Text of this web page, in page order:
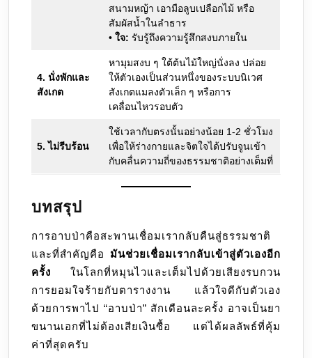
สนามหญ้า เอามือลูบเปลือกไม้ หรือ
สัมผัสน้ำในลำธาร
• ใจ: รับรู้ถึงความรู้สึกสงบภายใน
4. นั่งพักและ
สังเกต
หามุมสงบ ๆ ใต้ต้นไม้ใหญ่นั่งลง ปล่อย
ให้ตัวเองเป็นส่วนหนึ่งของระบบนิเวศ
สังเกตแมลงตัวเล็ก ๆ หรือการ
เคลื่อนไหวรอบตัว
5. ไม่รีบร้อน
ใช้เวลากับตรงนั้นอย่างน้อย 1-2 ชั่วโมง
เพื่อให้ร่างกายและจิตใจได้ปรับจูนเข้า
กับคลื่นความถี่ของธรรมชาติอย่างเต็มที่
บทสรุป
การอาบป่าคือสะพานเชื่อมเรากลับคืนสู่ธรรมชาติ
และที่สำคัญคือ มันช่วยเชื่อมเรากลับเข้าสู่ตัวเองอีก
ครั้ง ในโลกที่หมุนไวและเต็มไปด้วยเสียงรบกวน
การยอมใจร้ายกับตารางงาน แล้วใจดีกับตัวเอง
ด้วยการพาไป “อาบป่า” สักเดือนละครั้ง อาจเป็นยา
ขนานเอกที่ไม่ต้องเสียเงินซื้อ แต่ได้ผลลัพธ์ที่คุ้ม
ค่าที่สุดครับ